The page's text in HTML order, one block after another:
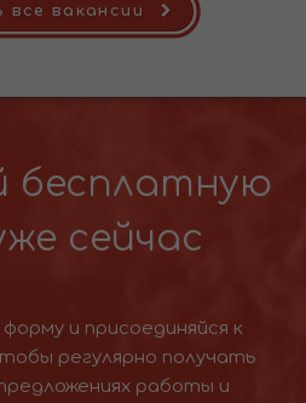
вакансии
бесплатную
сейчас
и присоединяйся к
регулярно получать
работы и